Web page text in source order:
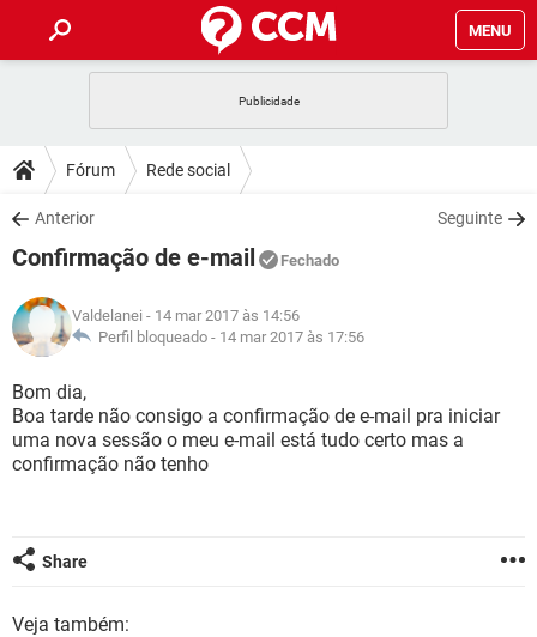
MENU
CELULAR
OUTLOOK
INSTAGRAM GMAIL
GUIA DE COMPRAS
DICAS
JOGOS
INSTAGRAM GMAIL
GUIA DE COMPRAS
DOWNLOADS
JOGOS WHATSAPP
CELULAR
OUTLOOK EXCEL
INSTAGRAM
GUIA DE COMPRAS
JOGOS WHATSAPP
CELULAR
OUTLOOK
INSTAGRAM GMAIL
GLOSSÁRIO
JOGOS
CELULAR FACEBOOK
OUTLOOK
GUIA DE COMPRAS
Fórum Rede social
Anterior Seguinte
Confirmação de e-mail Fechado
Valdelanei - 14 mar 2017 às 14:56
Perfil bloqueado - 14 mar 2017 às 17:56
Bom dia,
Boa tarde não consigo a confirmação de e-mail pra iniciar
uma nova sessão o meu e-mail está tudo certo mas a
confirmação não tenho
Share
Veja também: